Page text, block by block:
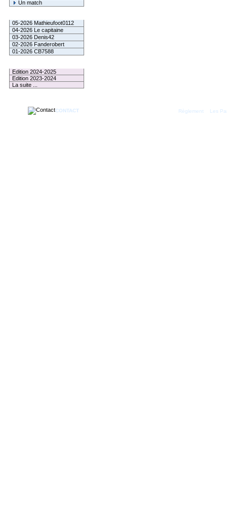
Un match
05-2026 Mathieufoot0112
04-2026 Le capitaine
03-2026 Denis42
02-2026 Fanderobert
01-2026 CB7588
Edition 2024-2025
Edition 2023-2024
La suite ...
CONTACT Règlement Les